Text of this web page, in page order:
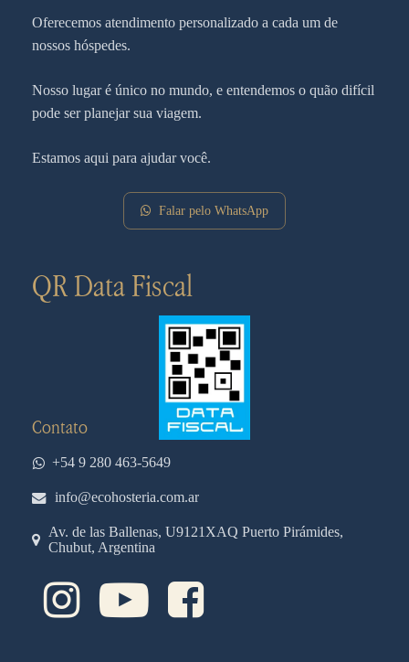
Oferecemos atendimento personalizado a cada um de
nossos hóspedes.
Nosso lugar é único no mundo, e entendemos o quão difícil
pode ser planejar sua viagem.
Estamos aqui para ajudar você.
Falar pelo WhatsApp
QR Data Fiscal
Contato
+54 9 280 463-5649
info@ecohosteria.com.ar
Av. de las Ballenas, U9121XAQ Puerto Pirámides,
Chubut, Argentina